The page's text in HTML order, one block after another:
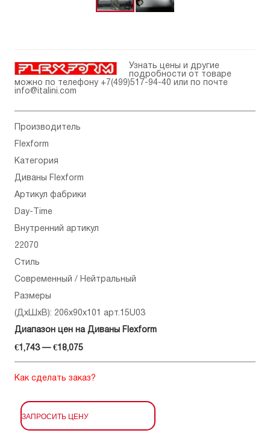
Узнать цены и другие
подробности от товаре
можно по телефону +7(499)517-94-40 или по почте
info@italini.com
Производитель
Flexform
Категория
Диваны Flexform
Артикул фабрики
Day-Time
Внутренний артикул
22070
Стиль
Современный / Нейтральный
Размеры
(ДхШхВ): 206x90x101 арт.15U03
Диапазон цен на Диваны Flexform
€1,743 — €18,075
Как сделать заказ?
ЗАПРОСИТЬ ЦЕНУ